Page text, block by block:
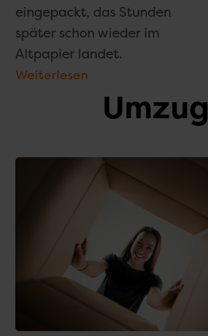
eingepackt, das Stunden
später schon wieder im
Alt­papier landet.
Weiterlesen
Umzug